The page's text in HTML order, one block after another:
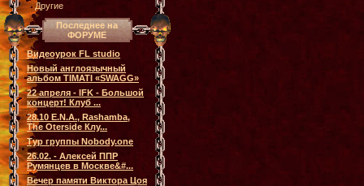
Другие
Последнее на
ФОРУМЕ
Видеоурок FL studio
Новый англоязычный
альбом TIMATI «SWAGG»
22 апреля - IFK - Большой
концерт! Клуб ...
28.10 E.N.A., Rashamba,
The Oterside Клу...
Тур группы Nobody.one
26.02. - Алексей ППР
Румянцев в Москве&#...
Вечер памяти Виктора Цоя